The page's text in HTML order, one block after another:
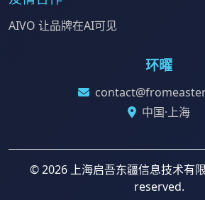
AIVO 让品牌在AI可见
环曜
中国·上海
© 2026 上海启吾东疆信息技术有
reserved.